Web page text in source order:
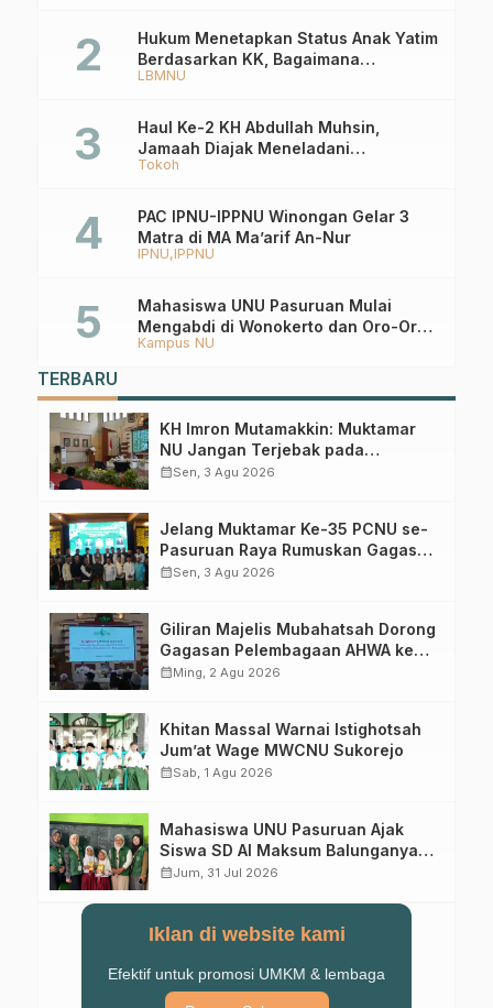
LBMNU
Hukum Menetapkan Status Anak Yatim
Berdasarkan KK, Bagaimana
Ketentuannya?
Tokoh
Haul Ke-2 KH Abdullah Muhsin,
Jamaah Diajak Meneladani
Keistiqamahan
IPNU IPPNU
PAC IPNU-IPPNU Winongan Gelar 3
Matra di MA Ma’arif An-Nur
Kampus NU
Mahasiswa UNU Pasuruan Mulai
Mengabdi di Wonokerto dan Oro-Oro
Ombo Wetan Berikut Programnya
TERBARU
KH Imron Mutamakkin: Muktamar
NU Jangan Terjebak pada
Perebutan Kursi Ketua Umum
calendar_monthSen, 3 Agu 2026
Jelang Muktamar Ke-35 PCNU se-
Pasuruan Raya Rumuskan Gagasan
Transformasi Gerakan NU Menuju
calendar_monthSen, 3 Agu 2026
Giliran Majelis Mubahatsah Dorong
Gagasan Pelembagaan AHWA ke
Forum Muktamar Mendatang
calendar_monthMing, 2 Agu 2026
Khitan Massal Warnai Istighotsah
Jum’at Wage MWCNU Sukorejo
calendar_monthSab, 1 Agu 2026
Mahasiswa UNU Pasuruan Ajak
Siswa SD Al Maksum Balunganyar
Kuasai Penjumlahan Bersusun
calendar_monthJum, 31 Jul 2026
Iklan di website kami
Efektif untuk promosi UMKM & lembaga